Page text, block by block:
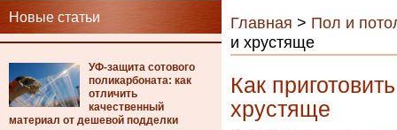
Новые статьи
УФ-защита сотового
поликарбоната: как
отличить
качественный
материал от дешевой подделки
Главная > Пол и
и хрустяще
Как
хрустяще